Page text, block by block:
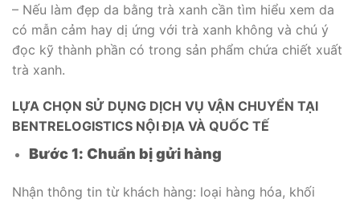
– Nếu làm đẹp da bằng trà xanh cần tìm hiểu xem da
có mẫn cảm hay dị ứng với trà xanh không và chú ý
đọc kỹ thành phần có trong sản phẩm chứa chiết xuất
trà xanh.
LỰA CHỌN SỬ DỤNG DỊCH VỤ VẬN CHUYỂN TẠI
BENTRELOGISTICS NỘI ĐỊA VÀ QUỐC TẾ
Bước 1: Chuẩn bị gửi hàng
Nhận thông tin từ khách hàng: loại hàng hóa, khối